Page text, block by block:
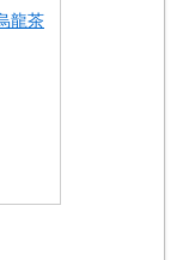
龍茶